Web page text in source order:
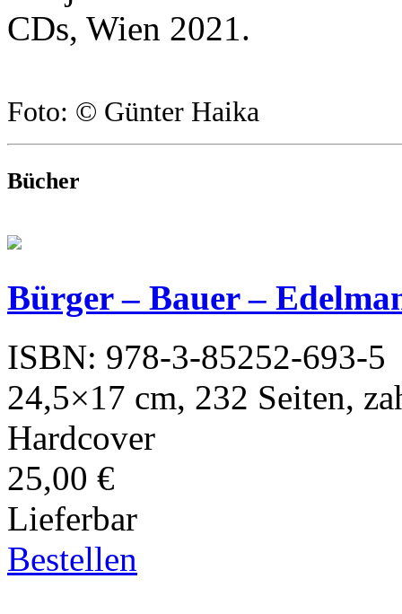
CDs, Wien 2021.
Foto: © Günter Haika
Bücher
Bürger – Bauer –
ISBN: 978-3-85252-693-5
24,5×17 cm, 232 Seiten,
Hardcover
25,00 €
Lieferbar
Bestellen